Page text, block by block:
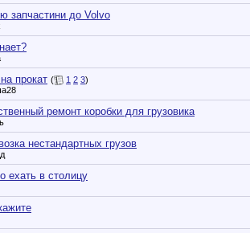
запчастини до Volvo
прокат ( 1 2 3)
ремонт коробки для грузовика
нестандартных грузов
ехать в столицу